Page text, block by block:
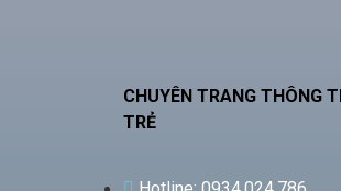
CHUYÊN TRANG THÔNG
TRẺ